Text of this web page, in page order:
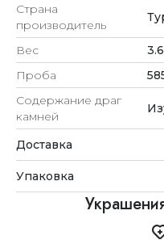
Страна
производитель
Вес
Проба
Содержание драг
камней
Доставка
Мы стремимся
быстро и доставлять
удобное для вас время.
Упаковка
Внимание к деталям
Каждое украшение